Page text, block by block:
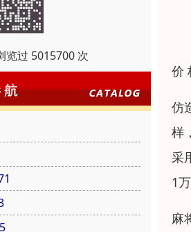
览过 5015700 次
价
仿
样
采
1
麻